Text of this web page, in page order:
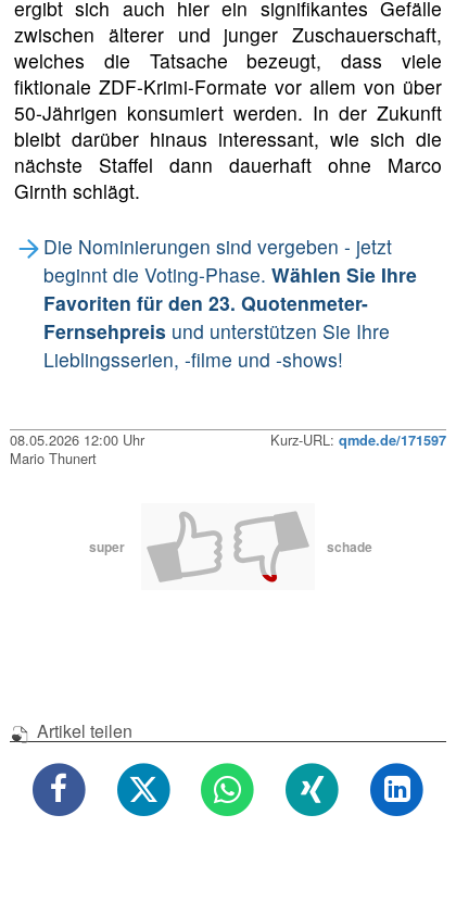
ergibt sich auch hier ein signifikantes Gefälle
zwischen älterer und junger Zuschauerschaft,
welches die Tatsache bezeugt, dass viele
fiktionale ZDF-Krimi-Formate vor allem von über
50-Jährigen konsumiert werden. In der Zukunft
bleibt darüber hinaus interessant, wie sich die
nächste Staffel dann dauerhaft ohne Marco
Girnth schlägt.
Die Nominierungen sind vergeben - jetzt
beginnt die Voting-Phase. Wählen Sie Ihre
Favoriten für den 23. Quotenmeter-
Fernsehpreis und unterstützen Sie Ihre
Lieblingsserien, -filme und -shows!
08.05.2026 12:00 Uhr Kurz-URL: qmde.de/171597
Mario Thunert
super schade
Artikel teilen